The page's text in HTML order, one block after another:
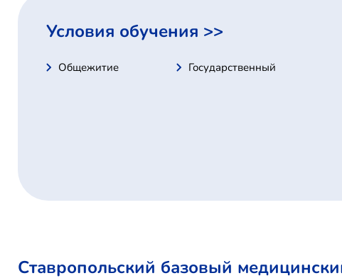
Условия обучения >>
Общежитие Государственный
Ставропольский базовый